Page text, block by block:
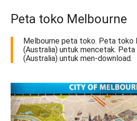
Peta toko Melbourne
Melbourne peta toko. Peta toko
(Australia) untuk mencetak.
(Australia) untuk men-download.